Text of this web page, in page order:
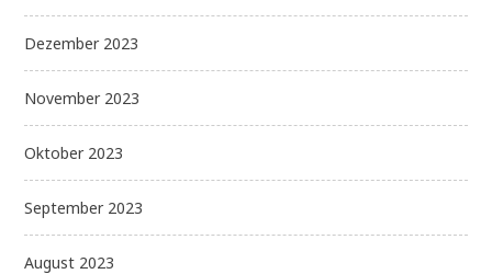
Dezember 2023
November 2023
Oktober 2023
September 2023
August 2023